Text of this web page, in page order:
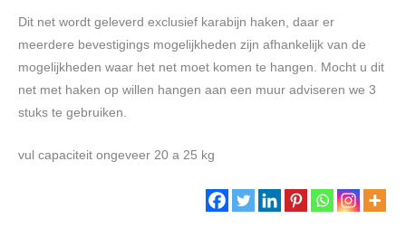
Dit net wordt geleverd exclusief karabijn haken, daar er
meerdere bevestigings mogelijkheden zijn afhankelijk van de
mogelijkheden waar het net moet komen te hangen. Mocht u dit
net met haken op willen hangen aan een muur adviseren we 3
stuks te gebruiken.
vul capaciteit ongeveer 20 a 25 kg